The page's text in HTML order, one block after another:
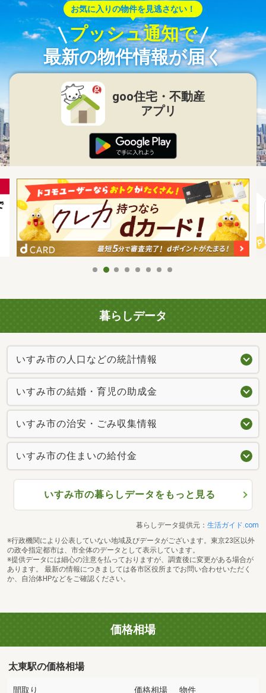
お気に入りの物件を見逃さない！
プッシュ通知で
最新の物件情報が届く
goo住宅・不動産
アプリ
暮らしデータ
いすみ市の人口などの統計情報
いすみ市の結婚・育児の助成金
いすみ市の治安・ごみ収集情報
いすみ市の住まいの給付金
いすみ市の暮らしデータをもっと見る
暮らしデータ提供元： 生活ガイド.com
※行政機関により公表していない地域及びデータがございます。東京23区以外
の政令指定都市は、市全体のデータとして表示しています。
※提供データには細心の注意を払っておりますが、調査後に変更がある場合が
あります。 最新の情報につきましては各市区役所までお問い合わせいただく
か、自治体HPなどをご確認ください。
価格相場
太東駅の価格相場
間取り 価格相場 物件